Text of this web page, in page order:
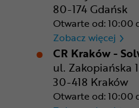
80-174 Gdańsk
Otwarte od: 10:00
Zobacz więcej CR
CR Kraków -
ul. Zakopiańska
30-418 Kraków
Otwarte od: 10:00